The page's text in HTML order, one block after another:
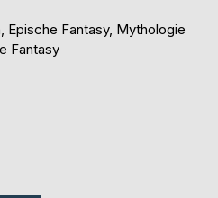
Epische Fantasy, Mythologie
Fantasy